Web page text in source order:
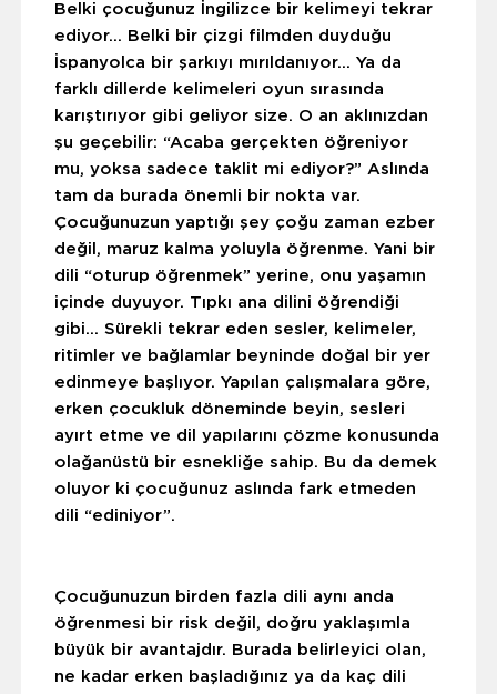
Belki çocuğunuz İngilizce bir kelimeyi tekrar
ediyor… Belki bir çizgi filmden duyduğu
İspanyolca bir şarkıyı mırıldanıyor… Ya da
farklı dillerde kelimeleri oyun sırasında
karıştırıyor gibi geliyor size. O an aklınızdan
şu geçebilir: “Acaba gerçekten öğreniyor
mu, yoksa sadece taklit mi ediyor?” Aslında
tam da burada önemli bir nokta var.
Çocuğunuzun yaptığı şey çoğu zaman ezber
değil, maruz kalma yoluyla öğrenme. Yani bir
dili “oturup öğrenmek” yerine, onu yaşamın
içinde duyuyor. Tıpkı ana dilini öğrendiği
gibi… Sürekli tekrar eden sesler, kelimeler,
ritimler ve bağlamlar beyninde doğal bir yer
edinmeye başlıyor. Yapılan çalışmalara göre,
erken çocukluk döneminde beyin, sesleri
ayırt etme ve dil yapılarını çözme konusunda
olağanüstü bir esnekliğe sahip. Bu da demek
oluyor ki çocuğunuz aslında fark etmeden
dili “ediniyor”.
Çocuğunuzun birden fazla dili aynı anda
öğrenmesi bir risk değil, doğru yaklaşımla
büyük bir avantajdır. Burada belirleyici olan,
ne kadar erken başladığınız ya da kaç dili